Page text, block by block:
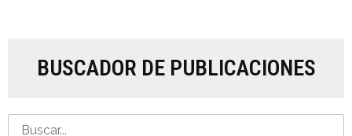
BUSCADOR DE PUBLICACIONES